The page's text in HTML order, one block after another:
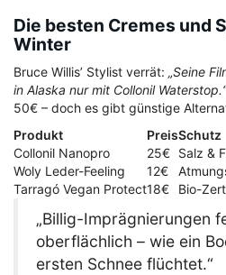
Die besten Cremes und
Winter
Bruce Willis’ Stylist verrät: „Seine
in Alaska nur mit Collonil Waterstop.“
50€ – doch es gibt günstige
Produkt
PreisSchutz
Collonil Nanopro
25€ Salz &
Woly Leder-Feeling
12€
Tarragó Vegan Protect18€ Bio-
„Billig-Imprägnierungen
oberflächlich – wie ein
ersten Schnee flüchtet.“